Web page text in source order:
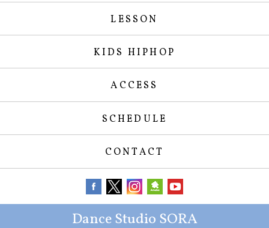
LESSON
KIDS HIPHOP
ACCESS
SCHEDULE
CONTACT
Dance Studio SORA